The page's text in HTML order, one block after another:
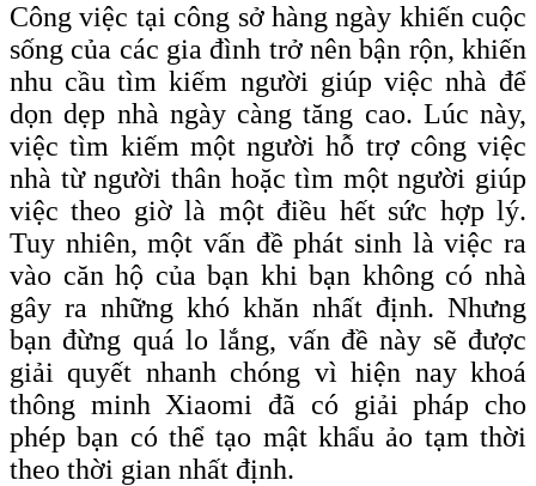
Công việc tại công sở hàng ngày khiến cuộc
sống của các gia đình trở nên bận rộn, khiến
nhu cầu tìm kiếm người giúp việc nhà để
dọn dẹp nhà ngày càng tăng cao. Lúc này,
việc tìm kiếm một người hỗ trợ công việc
nhà từ người thân hoặc tìm một người giúp
việc theo giờ là một điều hết sức hợp lý.
Tuy nhiên, một vấn đề phát sinh là việc ra
vào căn hộ của bạn khi bạn không có nhà
gây ra những khó khăn nhất định. Nhưng
bạn đừng quá lo lắng, vấn đề này sẽ được
giải quyết nhanh chóng vì hiện nay khoá
thông minh Xiaomi đã có giải pháp cho
phép bạn có thể tạo mật khẩu ảo tạm thời
theo thời gian nhất định.